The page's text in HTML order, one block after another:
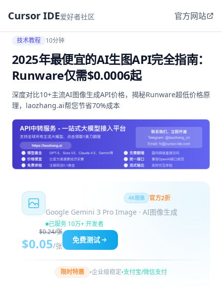
Cursor IDE爱好者社区 官方网站
技术教程 10分钟
2025年最便宜的AI生图API完全指南：
Runware仅需$0.0006起
深度对比10+主流AI图像生成API价格，揭秘Runware超低价格原
理，laozhang.ai帮您节省70%成本
4K图像 官方2折
Google Gemini 3 Pro Image · AI图像生成
已服务 10万+ 开发者
$0.24/张
$0.05/张
免费测试
限时特惠 ·企业级稳定·支付宝/微信支付